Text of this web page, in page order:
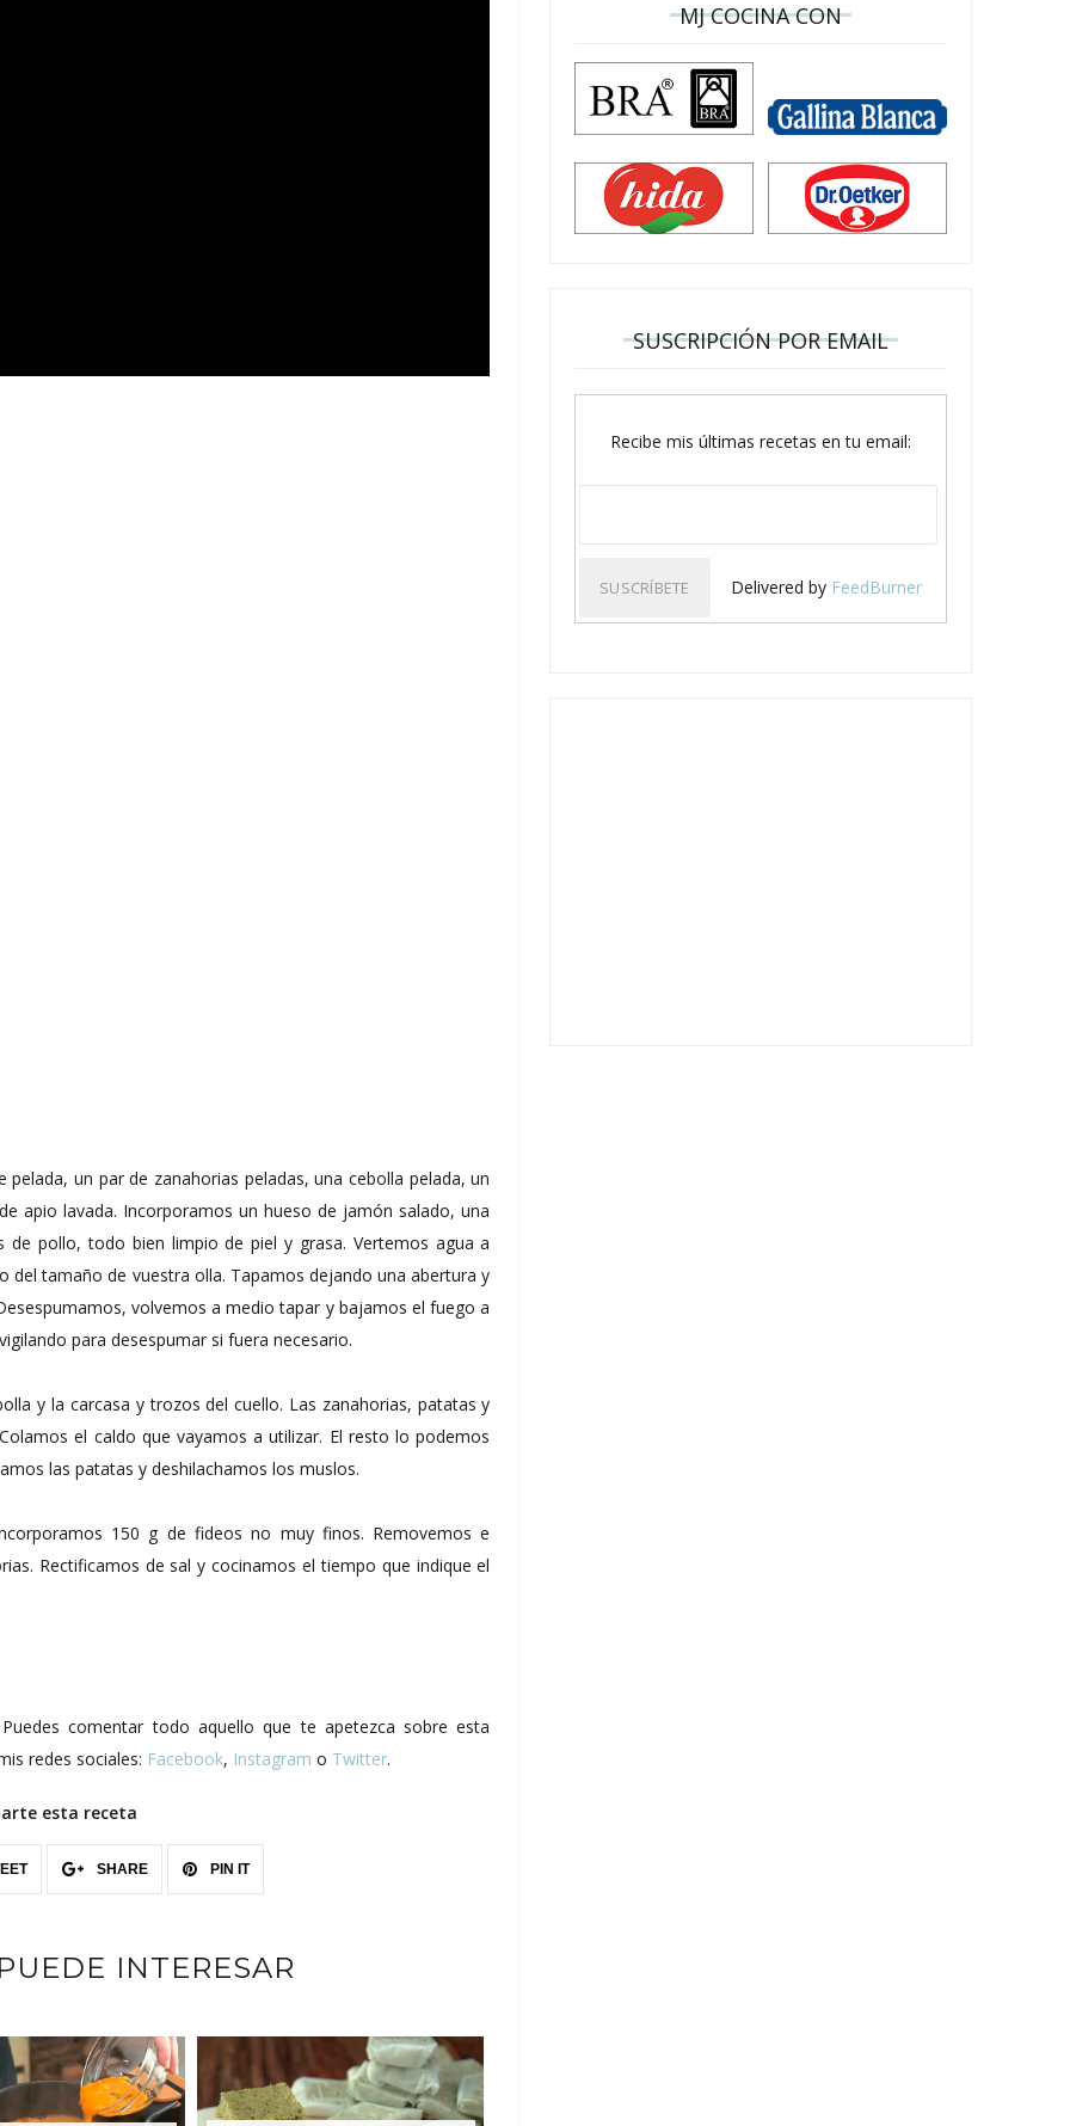
un par de zanahorias peladas, una cebolla pelada, un
apio lavada. Incorporamos un hueso de jamón salado, una
pollo, todo bien limpio de piel y grasa. Vertemos agua a
tamaño de vuestra olla. Tapamos dejando una abertura y
volvemos a medio tapar y bajamos el fuego a
para desespumar si fuera necesario.
y la carcasa y trozos del cuello. Las zanahorias, patatas y
el caldo que vayamos a utilizar. El resto lo podemos
las patatas y deshilachamos los muslos.
150 g de fideos no muy finos. Removemos e
Rectificamos de sal y cocinamos el tiempo que indique el
comentar todo aquello que te apetezca sobre esta
redes sociales: Facebook, Instagram o Twitter.
esta receta
SHARE PIN IT
INTERESAR
MJ COCINA CON
SUSCRIPCIÓN POR EMAIL
Recibe mis últimas recetas en tu email:
Delivered by FeedBurner